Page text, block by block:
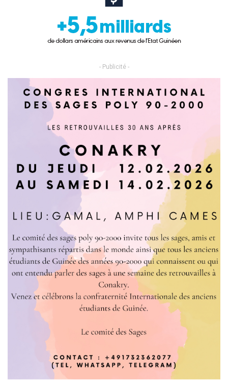
- Publicité -